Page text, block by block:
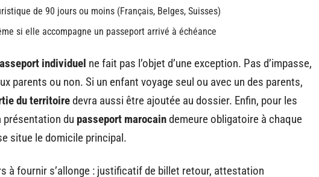
de 90 jours ou moins (Français, Belges, Suisses)
si elle accompagne un passeport arrivé à échéance
individuel ne fait pas l’objet d’une exception. Pas d’impasse,
parents ou non. Si un enfant voyage seul ou avec un des parents,
du territoiredevra aussi être ajoutée au dossier. Enfin, pour les
du passeport marocaindemeure obligatoire à chaque
situe le domicile principal.
à fournir s’allonge : justificatif de billet retour, attestation